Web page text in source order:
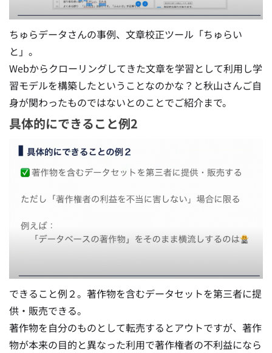
ちゅらデータさんの事例、文章校正ツール「ちゅらい
と」。
Webからクローリングしてきた文章を学習として利用し学
習モデルを構築したということなのかな？と秋山さんご自
身が関わったものではないとのことでご紹介まで。
具体的にできること例2
できること例２。著作物を含むデータセットを第三者に提
供・販売できる。
著作物を自分のものとして転売するとアウトですが、著作
物が本来の目的と異なった利用で著作権者の不利益になら